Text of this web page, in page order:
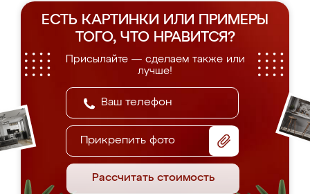
ЕСТЬ КАРТИНКИ ИЛИ ПРИМЕРЫ
ТОГО, ЧТО НРАВИТСЯ?
Присылайте — сделаем также или
лучше!
Прикрепить фото
Рассчитать стоимость